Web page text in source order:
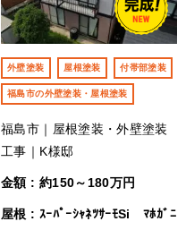
外壁塗装 屋根塗装 付帯部塗装
福島市の外壁塗装・屋根塗装
福島市｜屋根塗装・外壁塗装
工事｜K様邸
金額 : 約150～180万円
屋根 : ｽｰﾊﾟｰｼｬﾈﾂｻｰﾓSi ﾏﾎｶﾞﾆ